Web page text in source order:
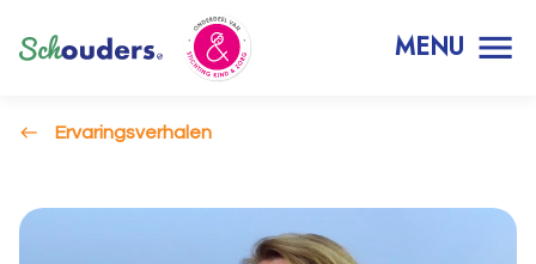
MENU
Ervaringsverhalen